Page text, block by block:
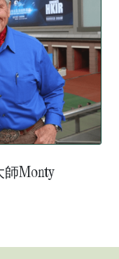
師Monty